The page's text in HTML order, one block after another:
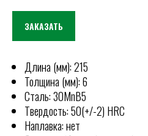
ЗАКАЗАТЬ
Длина (мм): 215
Толщина (мм): 6
Сталь: 30MnB5
Твердость: 50(+/-2) HRC
Наплавка: нет